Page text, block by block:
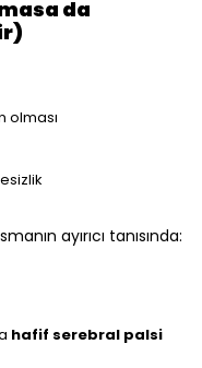
da
olması
ayırıcı tanısında:
hafif serebral palsi